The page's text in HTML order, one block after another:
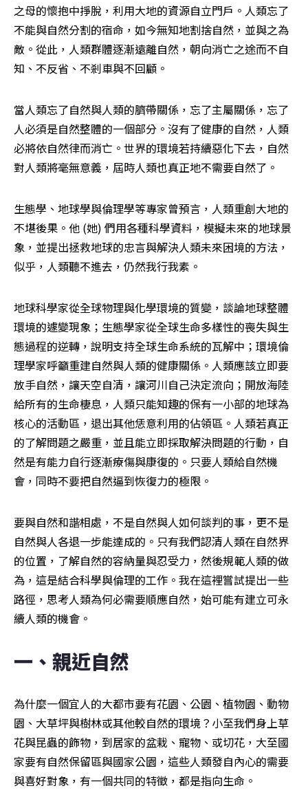
之母的懷抱中掙脫，利用大地的資源自立門戶。人類忘了
不能與自然分割的宿命，如今無知地割捨自然，並與之為
敵。從此，人類群體逐漸遠離自然，朝向消亡之途而不自
知、不反省、不剎車與不回顧。
當人類忘了自然與人類的臍帶關係，忘了主屬關係，忘了
人必須是自然整體的一個部分。沒有了健康的自然，人類
必將依自然律而消亡。世界的環境若持續惡化下去，自然
對人類將毫無意義，屆時人類也真正地不需要自然了。
生態學、地球學與倫理學等專家曾預言，人類重創大地的
不堪後果。他 (她) 們用各種科學資料，模擬未來的地球景
象，並提出拯救地球的忠言與解決人類未來困境的方法，
似乎，人類聽不進去，仍然我行我素。
地球科學家從全球物理與化學環境的質變，談論地球整體
環境的遽變現象；生態學家從全球生命多樣性的喪失與生
態過程的逆轉，說明支持全球生命系統的瓦解中；環境倫
理學家呼籲重建自然與人類的健康關係。人類應該立即要
放手自然，讓天空自清，讓河川自己決定流向；開放海陸
給所有的生命棲息，人類只能知趣的保有一小部的地球為
核心的活動區，退出其他恁意利用的佔領區。人類若真正
的了解問題之嚴重，並且能立即採取解決問題的行動，自
然是有能力自行逐漸療傷與康復的。只要人類給自然機
會，同時不要把自然逼到恢復力的極限。
要與自然和諧相處，不是自然與人如何談判的事，更不是
自然與人各退一步能達成的。只有我們認清人類在自然界
的位置，了解自然的容納量與忍受力，然後規範人類的做
為，這是結合科學與倫理的工作。我在這裡嘗試提出一些
路徑，思考人類為何必需要順應自然，始可能有建立可永
續人類的機會。
一、親近自然
為什麼一個宜人的大都市要有花園、公園、植物園、動物
園、大草坪與樹林或其他較自然的環境？小至我們身上草
花與昆蟲的飾物，到居家的盆栽、寵物、或切花，大至國
家要有自然保留區與國家公園，這些人類發自內心的需要
與喜好對象，有一個共同的特徵，都是指向生命。